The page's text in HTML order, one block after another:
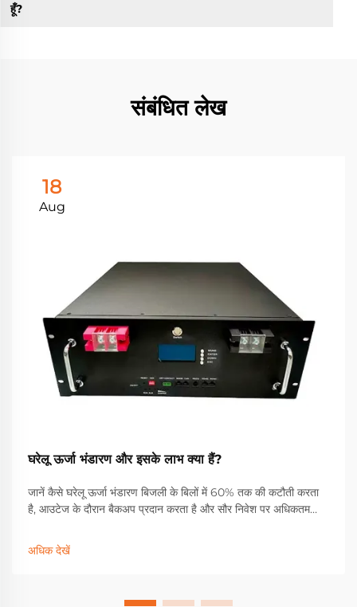
हूँ?
संबंधित लेख
18
Aug
घरेलू ऊर्जा भंडारण और इसके लाभ क्या हैं?
जानें कैसे घरेलू ऊर्जा भंडारण बिजली के बिलों में 60% तक की कटौती करता
है, आउटेज के दौरान बैकअप प्रदान करता है और सौर निवेश पर अधिकतम
नि:शुल्क सौर + भंडारण गाइड प्राप्त करें।
अधिक देखें